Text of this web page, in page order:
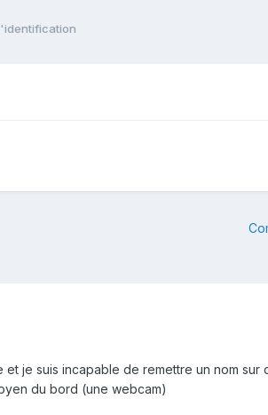
je suis incapable de remettre un nom
du bord (une webcam)